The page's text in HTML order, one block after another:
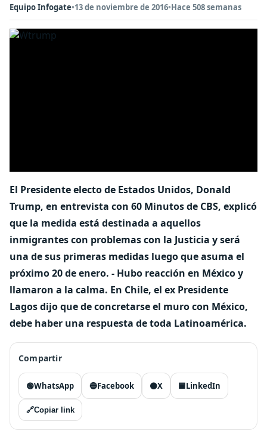
Equipo Infogate•13 de noviembre de 2016•Hace 508 semanas
El Presidente electo de Estados Unidos, Donald
Trump, en entrevista con 60 Minutos de CBS, explicó
que la medida está destinada a aquellos
inmigrantes con problemas con la Justicia y será
una de sus primeras medidas luego que asuma el
próximo 20 de enero. - Hubo reacción en México y
llamaron a la calma. En Chile, el ex Presidente
Lagos dijo que de concretarse el muro con México,
debe haber una respuesta de toda Latinoamérica.
Compartir
🟢WhatsApp 🔵Facebook ⚫X 🟦LinkedIn
🔗Copiar link